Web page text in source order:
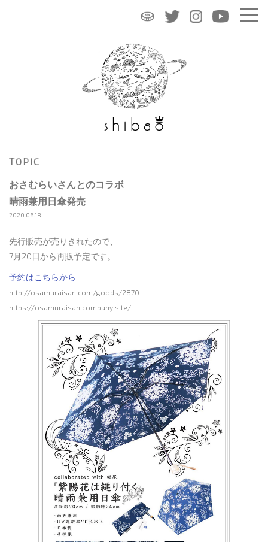
TOPIC
おさむらいさんとのコラボ
晴雨兼用日傘発売
2020.06.18.
先行販売が売りきれたので、
7月20日から再販予定です。
予約はこちらから
http://osamuraisan.com/goods/2870
https://osamuraisan.company.site/